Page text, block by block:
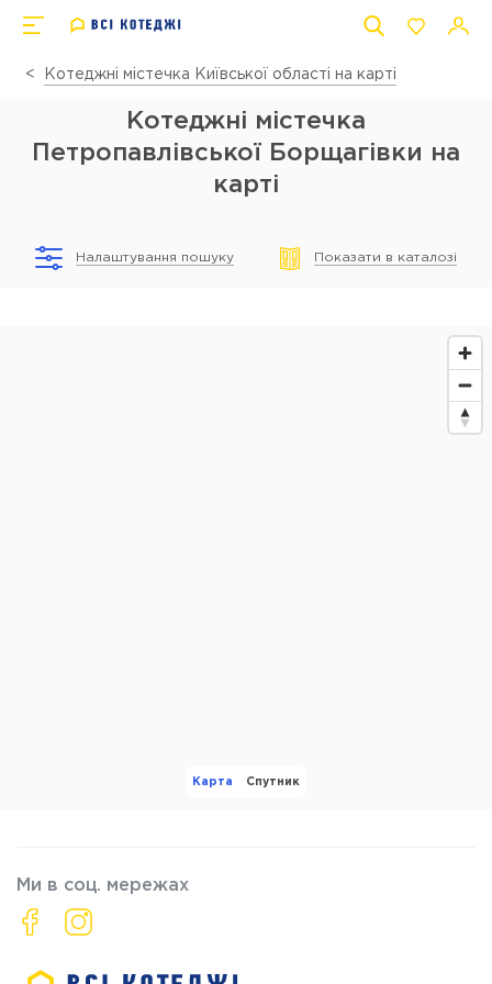
Котеджні містечка Київської області на карті
Котеджні містечка
Петропавлівської Борщагівки на
карті
Налаштування пошуку Показати в каталозі
Карта Спутник
Ми в соц. мережах